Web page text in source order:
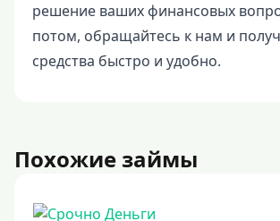
решение ваших финансовых
потом, обращайтесь к нам и
средства быстро и удобно.
Похожие займы